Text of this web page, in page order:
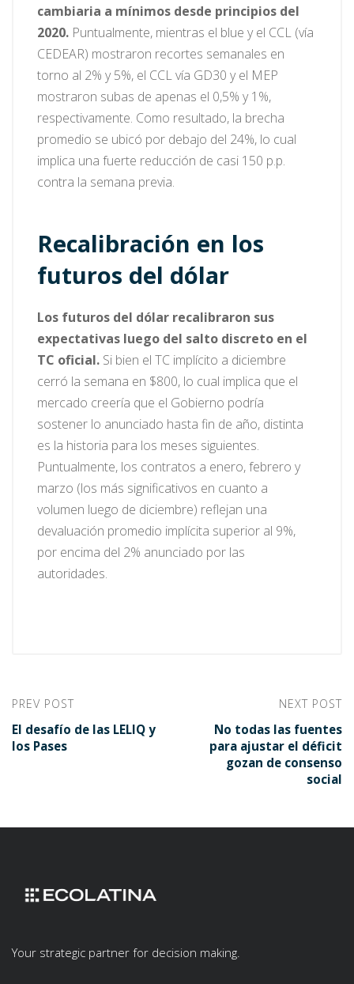
cambiaria a mínimos desde principios del
2020. Puntualmente, mientras el blue y el CCL (vía
CEDEAR) mostraron recortes semanales en
torno al 2% y 5%, el CCL vía GD30 y el MEP
mostraron subas de apenas el 0,5% y 1%,
respectivamente. Como resultado, la brecha
promedio se ubicó por debajo del 24%, lo cual
implica una fuerte reducción de casi 150 p.p.
contra la semana previa.
Recalibración en los
futuros del dólar
Los futuros del dólar recalibraron sus
expectativas luego del salto discreto en el
TC oficial. Si bien el TC implícito a diciembre
cerró la semana en $800, lo cual implica que el
mercado creería que el Gobierno podría
sostener lo anunciado hasta fin de año, distinta
es la historia para los meses siguientes.
Puntualmente, los contratos a enero, febrero y
marzo (los más significativos en cuanto a
volumen luego de diciembre) reflejan una
devaluación promedio implícita superior al 9%,
por encima del 2% anunciado por las
autoridades.
PREV POST
El desafío de las LELIQ y
los Pases
NEXT POST
No todas las fuentes
para ajustar el déficit
gozan de consenso
social
Your strategic partner for decision making.